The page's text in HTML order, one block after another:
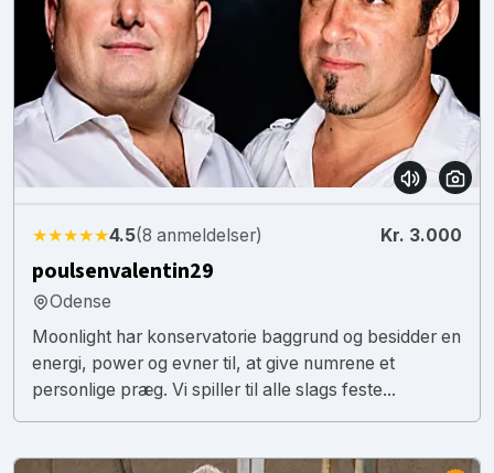
★★★★★4.5(8 anmeldelser) Kr. 3.000
poulsenvalentin29
Odense
Moonlight har konservatorie baggrund og besidder en
energi, power og evner til, at give numrene et
personlige præg. Vi spiller til alle slags feste...